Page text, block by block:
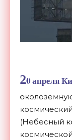
20 апреля
(Небесный